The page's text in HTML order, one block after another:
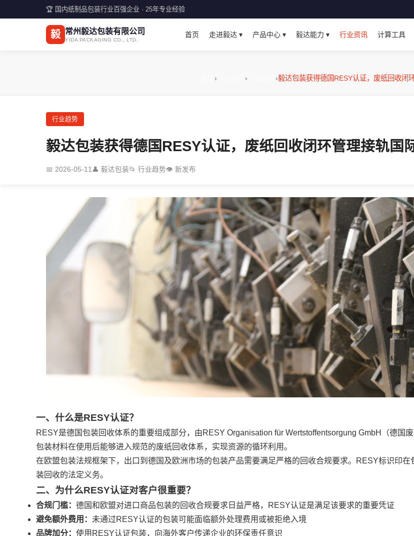
🏆 国内纸制品包装行业百强企业 · 25年专业经验
毅 常州毅达包装有限公司
YIDA PACKAGING CO., LTD.
首页 走进毅达 ▾ 产品中心 ▾ 毅达能力 ▾ 行业资讯 计算工具
› › ›毅达包装获得德国RESY认证，废纸回收闭
行业趋势
毅达包装获得德国RESY认证，废纸回收闭环管理接轨国
📅 2026-05-11👤 毅达包装📂 行业趋势👁 新发布
一、什么是RESY认证？
RESY是德国包装回收体系的重要组成部分，由RESY Organisation für Wertstoffentsorgung GmbH（德国
包装材料在使用后能够进入规范的废纸回收体系，实现资源的循环利用。
在欧盟包装法规框架下，出口到德国及欧洲市场的包装产品需要满足严格的回收合规要求。RESY标识印
装回收的法定义务。
二、为什么RESY认证对客户很重要？
合规门槛： 德国和欧盟对进口商品包装的回收合规要求日益严格，RESY认证是满足该要求的重要凭证
避免额外费用： 未通过RESY认证的包装可能面临额外处理费用或被拒绝入境
品牌加分： 使用RESY认证包装，向海外客户传递企业的环保责任意识